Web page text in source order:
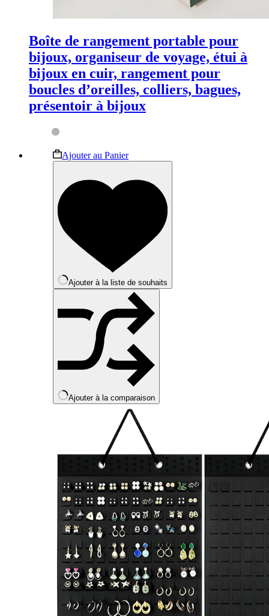
Boîte de rangement portable pour
bijoux, organiseur de voyage, étui à
bijoux en cuir, rangement pour
boucles d’oreilles, colliers, bagues,
présentoir à bijoux
Ajouter au PanierCe
plusieurs
variations.
choisies
sur
page
du
produit
Ajouter à la liste de souhaits
Ajouter à la comparaison